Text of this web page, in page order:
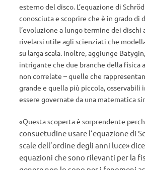
esterno del disco. L’equazione di
conosciuta e scoprire che è in grado di
l’evoluzione a lungo termine dei dischi
rivelarsi utile agli scienziati che
su larga scala. Inoltre, aggiunge
intrigante che due branche della fisica
non correlate – quelle che
grande e quella più piccola, osservabili
essere governate da una matematica
«Questa scoperta è sorprendente
consuetudine usare l‘equazione di
scale dell’ordine degli anni luce»
equazioni che sono rilevanti per la